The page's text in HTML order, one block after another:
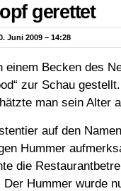
gerettet
Juni 2009 – 14:28
einem Becken des
zur Schau
man sein Alter
auf den
Hummer
die
Hummer wurde